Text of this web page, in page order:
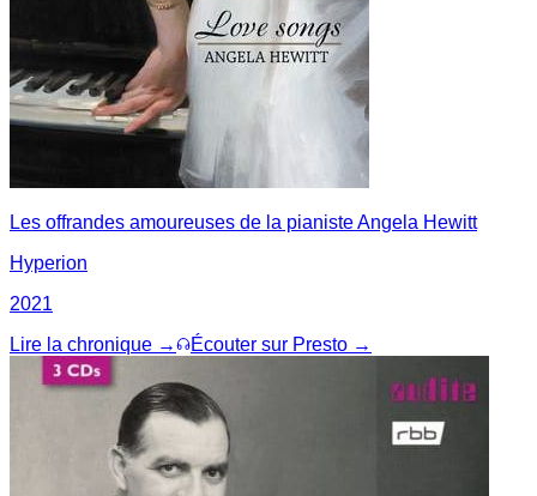
Les offrandes amoureuses de la pianiste Angela Hewitt
Hyperion
2021
Lire la chronique →
Écouter sur Presto →